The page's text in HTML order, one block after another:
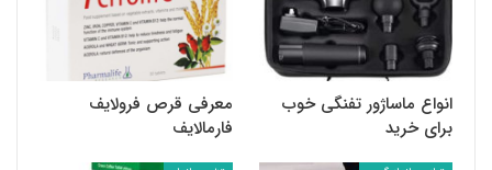
انواع ماساژور تفنگی خوب
برای خرید
معرفی قرص فرولایف
فارمالایف